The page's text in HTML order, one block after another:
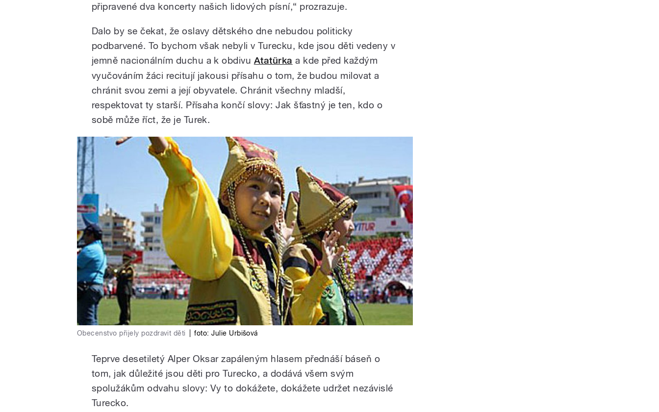
připravené dva koncerty našich lidových písní,“ prozrazuje.
Dalo by se čekat, že oslavy dětského dne nebudou politicky
podbarvené. To bychom však nebyli v Turecku, kde jsou děti vedeny v
jemně nacionálním duchu a k obdivu Atatürka a kde před každým
vyučováním žáci recitují jakousi přísahu o tom, že budou milovat a
chránit svou zemi a její obyvatele. Chránit všechny mladší,
respektovat ty starší. Přísaha končí slovy: Jak šťastný je ten, kdo o
sobě může říct, že je Turek.
Obecenstvo přijely pozdravit děti foto:Julie Urbišová
Teprve desetiletý Alper Oksar zapáleným hlasem přednáší báseň o
tom, jak důležité jsou děti pro Turecko, a dodává všem svým
spolužákům odvahu slovy: Vy to dokážete, dokážete udržet nezávislé
Turecko.